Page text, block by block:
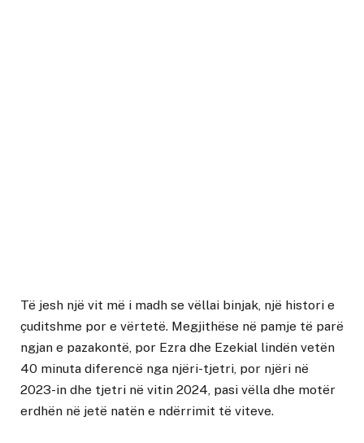
Të jesh një vit më i madh se vëllai binjak, një histori e
çuditshme por e vërtetë. Megjithëse në pamje të parë
ngjan e pazakontë, por Ezra dhe Ezekial lindën vetën
40 minuta diferencë nga njëri-tjetri, por njëri në
2023-in dhe tjetri në vitin 2024, pasi vëlla dhe motër
erdhën në jetë natën e ndërrimit të viteve.